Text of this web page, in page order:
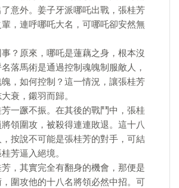
意外。姜子牙派哪吒出戰，張桂芳
，連呼哪吒大名，可哪吒卻安然無
？原來，哪吒是蓮藕之身，根本沒
落馬術是通過控制魂魄制服敵人，
，如何控制？這一情況，讓張桂芳
衰，鎩羽而歸。
一蹶不振。在其後的戰鬥中，張桂
領圍攻，被殺得連連敗退。這十八
按說不可能是張桂芳的對手，可結
芳逼入絕境。
，其實完全有翻身的機會，那便是
圍攻他的十八名將領必然中招。可